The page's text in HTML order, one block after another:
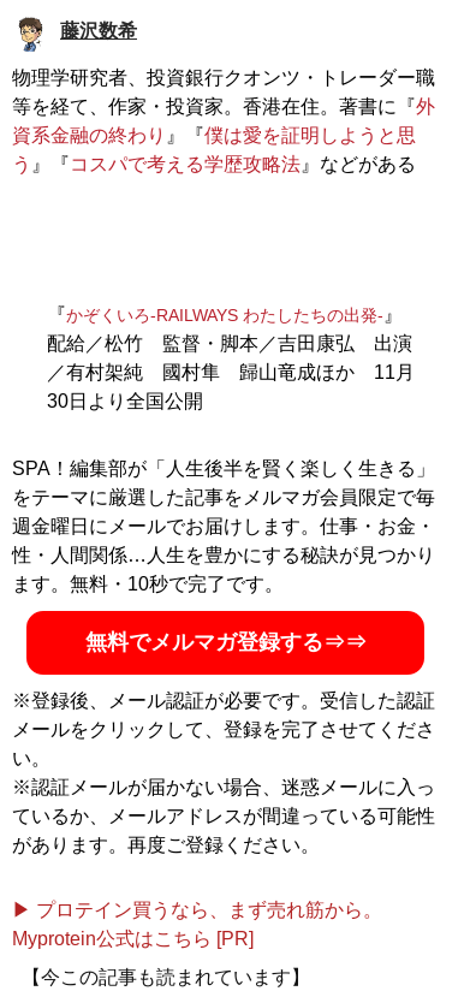
藤沢数希
物理学研究者、投資銀行クオンツ・トレーダー職
等を経て、作家・投資家。香港在住。著書に『外
資系金融の終わり 』『僕は愛を証明しようと思
う 』『コスパで考える学歴攻略法 』などがある
『かぞくいろ-RAILWAYS わたしたちの出発- 』
配給／松竹 監督・脚本／吉田康弘 出演
／有村架純 國村隼 歸山竜成ほか 11月
30日より全国公開
SPA！編集部が「人生後半を賢く楽しく生きる」
をテーマに厳選した記事をメルマガ会員限定で毎
週金曜日にメールでお届けします。仕事・お金・
性・人間関係…人生を豊かにする秘訣が見つかり
ます。無料・10秒で完了です。
無料でメルマガ登録する⇒⇒
※登録後、メール認証が必要です。受信した認証
メールをクリックして、登録を完了させてくださ
い。
※認証メールが届かない場合、迷惑メールに入っ
ているか、メールアドレスが間違っている可能性
があります。再度ご登録ください。
▶ プロテイン買うなら、まず売れ筋から。
Myprotein公式はこちら [PR]
【今この記事も読まれています】